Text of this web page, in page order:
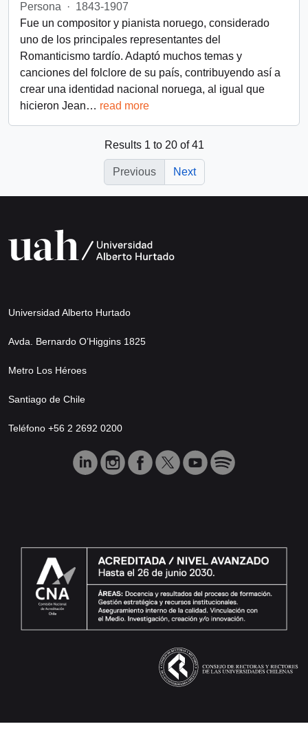
Persona
· 1843-1907
Fue un compositor y pianista noruego, considerado
uno de los principales representantes del
Romanticismo tardío. Adaptó muchos temas y
canciones del folclore de su país, contribuyendo así a
crear una identidad nacional noruega, al igual que
hicieron Jean… read more
Results 1 to 20 of 41
Previous Next
Universidad Alberto Hurtado
Avda. Bernardo O’Higgins 1825
Metro Los Héroes
Santiago de Chile
Teléfono +56 2 2692 0200